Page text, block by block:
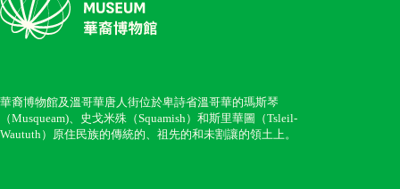
華裔博物館及溫哥華唐人街位於卑詩省溫哥華的瑪斯琴
（Musqueam)、史戈米殊（Squamish）和斯里華圖（Tsleil-
Waututh）原住民族的傳統的、祖先的和未割讓的領土上。